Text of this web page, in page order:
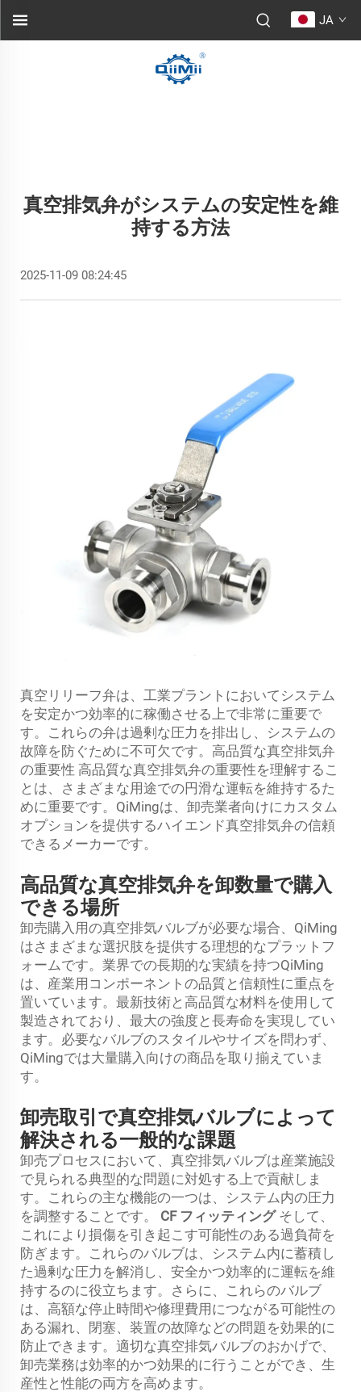
JA
真空排気弁がシステムの安定性を維
持する方法
2025-11-09 08:24:45
真空リリーフ弁は、工業プラントにおいてシステム
を安定かつ効率的に稼働させる上で非常に重要で
す。これらの弁は過剰な圧力を排出し、システムの
故障を防ぐために不可欠です。高品質な真空排気弁
の重要性 高品質な真空排気弁の重要性を理解するこ
とは、さまざまな用途での円滑な運転を維持するた
めに重要です。QiMingは、卸売業者向けにカスタム
オプションを提供するハイエンド真空排気弁の信頼
できるメーカーです。
高品質な真空排気弁を卸数量で購入
できる場所
卸売購入用の真空排気バルブが必要な場合、QiMing
はさまざまな選択肢を提供する理想的なプラットフ
ォームです。業界での長期的な実績を持つQiMing
は、産業用コンポーネントの品質と信頼性に重点を
置いています。最新技術と高品質な材料を使用して
製造されており、最大の強度と長寿命を実現してい
ます。必要なバルブのスタイルやサイズを問わず、
QiMingでは大量購入向けの商品を取り揃えていま
す。
卸売取引で真空排気バルブによって
解決される一般的な課題
卸売プロセスにおいて、真空排気バルブは産業施設
で見られる典型的な問題に対処する上で貢献しま
す。これらの主な機能の一つは、システム内の圧力
を調整することです。 CF フィッティング そして、
これにより損傷を引き起こす可能性のある過負荷を
防ぎます。これらのバルブは、システム内に蓄積し
た過剰な圧力を解消し、安全かつ効率的に運転を維
持するのに役立ちます。さらに、これらのバルブ
は、高額な停止時間や修理費用につながる可能性の
ある漏れ、閉塞、装置の故障などの問題を効果的に
防止できます。適切な真空排気バルブのおかげで、
卸売業務は効率的かつ効果的に行うことができ、生
産性と性能の両方を高めます。